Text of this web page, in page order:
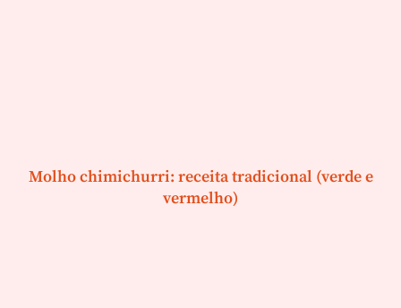
Molho chimichurri: receita tradicional (verde e
vermelho)